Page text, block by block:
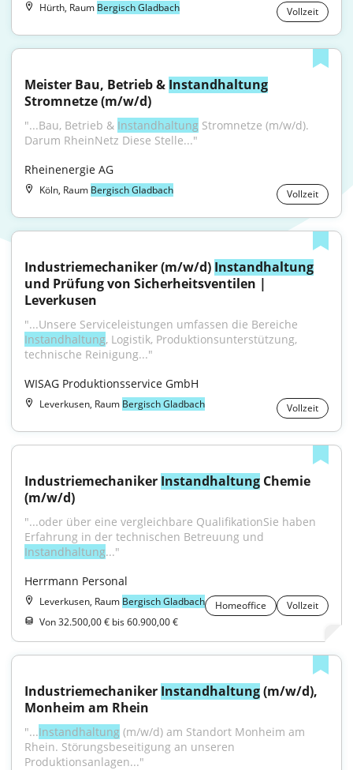
Hürth, Raum Bergisch Gladbach Vollzeit
Meister Bau, Betrieb & Instandhaltung
Stromnetze (m/w/d)
"...Bau, Betrieb & Instandhaltung Stromnetze (m/w/d).
Darum RheinNetz Diese Stelle..."
Rheinenergie AG
Köln, Raum Bergisch Gladbach Vollzeit
Industriemechaniker (m/w/d) Instandhaltung
und Prüfung von Sicherheitsventilen |
Leverkusen
Instandhaltung, Logistik, Produktionsunterstützung,
technische Reinigung..."
WISAG Produktionsservice GmbH
Leverkusen, Raum Bergisch Gladbach Vollzeit
Industriemechaniker Instandhaltung Chemie
(m/w/d)
"...oder über eine vergleichbare QualifikationSie haben
Instandhaltung..."
Herrmann Personal
Leverkusen, Raum Bergisch Gladbach Homeoffice
Vollzeit
Von 32.500,00 € bis 60.900,00 €
Industriemechaniker Instandhaltung (m/w/d),
Monheim am Rhein
"...Instandhaltung (m/w/d) am Standort Monheim am
Rhein. Störungsbeseitigung an unseren
Produktionsanlagen..."